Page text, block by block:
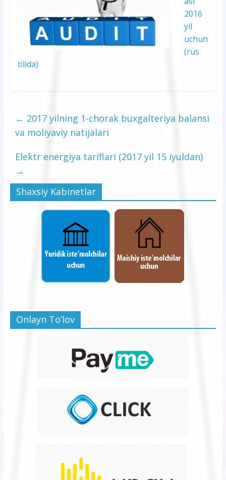
2016
yil
uchun
(rus
tilida)
← 2017 yilning 1-chorak buxgalteriya balansi
va moliyaviy natijalari
Elektr energiya tariflari (2017 yil 15 iyuldan)
→
Shaxsiy Kabinetlar
Onlayn To’lov